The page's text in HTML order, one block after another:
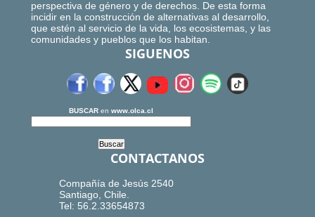
perspectiva de género y de derechos. De esta forma
incidir en la construcción de alternativas al desarrollo,
que estén al servicio de la vida, los ecosistemas, y las
comunidades y pueblos que los habitan.
SIGUENOS
BUSCAR en www.olca.cl
CONTACTANOS
Compañía de Jesús 2540
Santiago, Chile.
Tel: 56.2.33654873